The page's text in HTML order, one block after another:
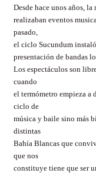
Desde hace unos años,
realizaban eventos
pasado,
el ciclo Sucundum
presentación de bandas
Los espectáculos son
cuando
el termómetro empieza a
ciclo de
música y baile sino más
distintas
Bahía Blancas que
que nos
constituye tiene que ser